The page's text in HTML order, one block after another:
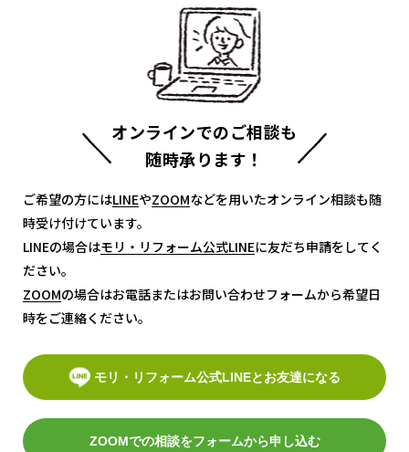
オンラインでのご相談も
随時承ります！
ご希望の方にはLINE
LINEやZOOM
ZOOMなどを用いたオンライン相談も随
時受け付けています。
LINEの場合はモリ・リフォーム公式LINE
モリ・リフォーム公式LINEに友だち申請をしてく
ださい。
ZOOM
ZOOMの場合はお電話またはお問い合わせフォームから希望日
時をご連絡ください。
モリ・リフォーム公式LINEとお友達になる
ZOOMでの相談をフォームから申し込む